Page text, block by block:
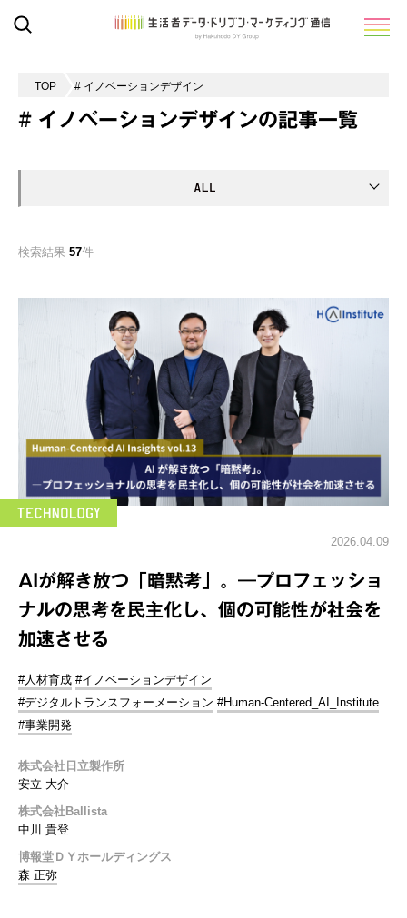
TOP # イノベーションデザイン
# イノベーションデザインの記事一覧
検索結果 57件
2026.04.09
AIが解き放つ「暗黙考」。―プロフェッショ
ナルの思考を民主化し、個の可能性が社会を
加速させる
#人材育成 #イノベーションデザイン
#デジタルトランスフォーメーション #Human-Centered_AI_Institute
#事業開発
株式会社日立製作所
安立 大介
株式会社Ballista
中川 貴登
博報堂ＤＹホールディングス
森 正弥